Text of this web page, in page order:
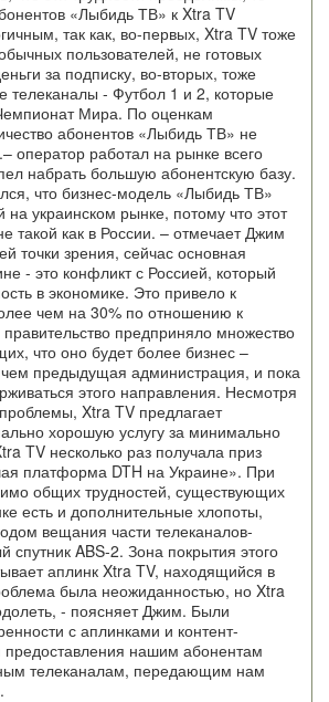
«Лыбидь ТВ» к Xtra TV
так как, во-первых, Xtra TV тоже
пользователей, не готовых
за подписку, во-вторых, тоже
телеканалы - Футбол 1 и 2, которые
Мира. По оценкам
абонентов «Лыбидь ТВ» не
оператор работал на рынке всего
набрать большую абонентскую базу.
что бизнес-модель «Лыбидь ТВ»
на украинском рынке, потому что этот
такой как в России. – отмечает Джим
зрения, сейчас основная
- это конфликт с Россией, который
в экономике. Это привело к
чем на 30% по отношению к
предприняло множество
что оно будет более бизнес –
предыдущая администрация, и пока
этого направления. Несмотря
Xtra TV предлагает
хорошую услугу за минимально
TV несколько раз получала приз
платформа DTH на Украине». При
общих трудностей, существующих
есть и дополнительные хлопоты,
вещания части телеканалов-
спутник ABS-2. Зона покрытия этого
аплинк Xtra TV, находящийся в
была неожиданностью, но Xtra
- поясняет Джим. Были
с аплинками и контент-
нашим абонентам
телеканалам, передающим нам